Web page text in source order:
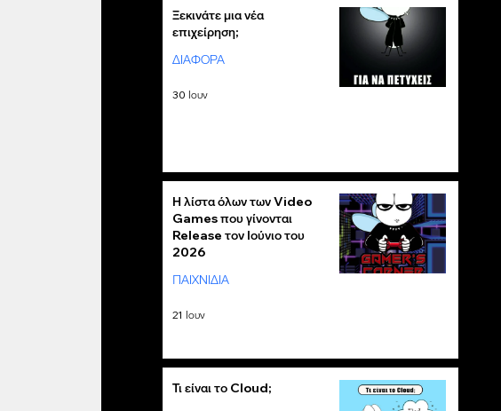
Ξεκινάτε μια νέα
επιχείρηση;
ΔΙΑΦΟΡΑ
30 Ιουν
Η λίστα όλων των Video
Games που γίνονται
Release τον Ιούνιο του
2026
ΠΑΙΧΝΙΔΙΑ
21 Ιουν
Τι είναι το Cloud;